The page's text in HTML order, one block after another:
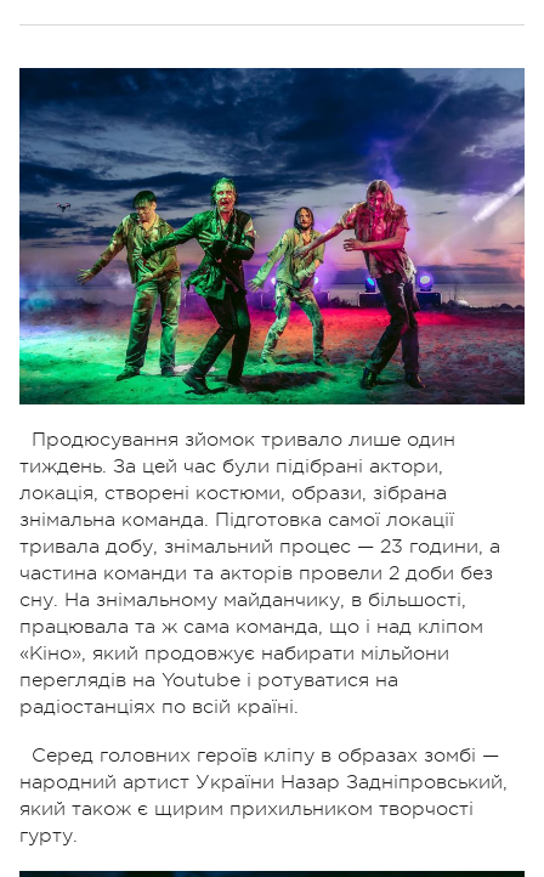
Продюсування зйомок тривало лише один
тиждень. За цей час були підібрані актори,
локація, створені костюми, образи, зібрана
знімальна команда. Підготовка самої локації
тривала добу, знімальний процес — 23 години, а
частина команди та акторів провели 2 доби без
сну. На знімальному майданчику, в більшості,
працювала та ж сама команда, що і над кліпом
«Кіно», який продовжує набирати мільйони
переглядів на Youtube і ротуватися на
радіостанціях по всій країні.
Серед головних героїв кліпу в образах зомбі —
народний артист України Назар Задніпровський,
який також є щирим прихильником творчості
гурту.